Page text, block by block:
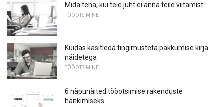
Mida teha, kui teie juht ei anna teile viitamist
TÖÖOTSIMINE
Kuidas käsitleda tingimusteta pakkumise kirja
näidetega
TÖÖOTSIMINE
6 näpunäited tööotsimise rakenduste
hankimiseks